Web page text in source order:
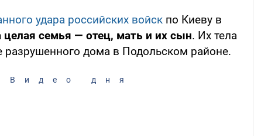
удара российских войск по Киеву в
целая семья — отец, мать и их сын. Их тела
разрушенного дома в Подольском районе.
Видео дня